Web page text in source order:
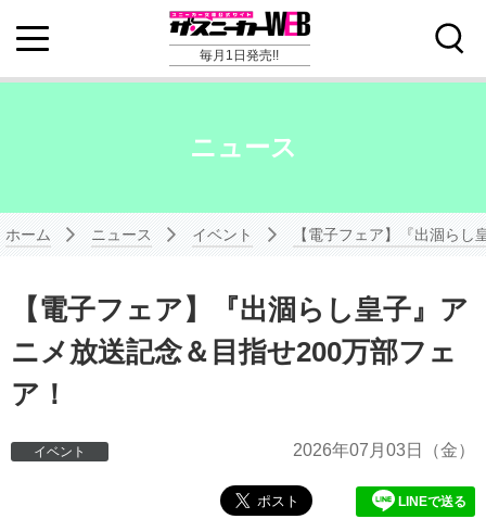
毎月1日発売!!
ニュース
ホーム ニュース イベント 【電子フェア】『出涸らし
【電子フェア】『出涸らし皇子』ア
ニメ放送記念＆目指せ200万部フェ
ア！
イベント 2026年07月03日 （金）
LINEで送る